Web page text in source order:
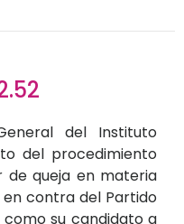
del Instituto
del procedimiento
de queja en materia
contra del Partido
como su candidato a